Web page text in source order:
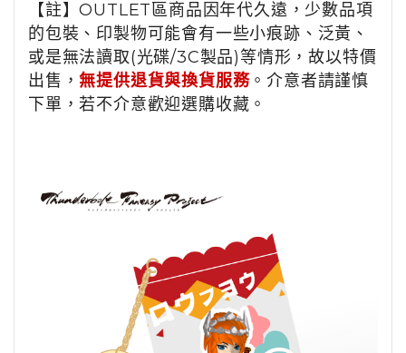
【註】OUTLET區商品因年代久遠，少數品項
的包裝、印製物可能會有一些小痕跡、泛黃、
或是無法讀取(光碟/3C製品)等情形，故以特價
出售，無提供退貨與換貨服務。介意者請謹慎
下單，若不介意歡迎選購收藏。